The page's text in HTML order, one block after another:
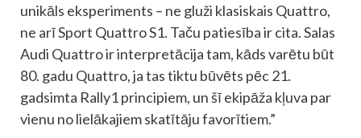
unikāls eksperiments – ne gluži klasiskais Quattro,
ne arī Sport Quattro S1. Taču patiesība ir cita. Salas
Audi Quattro ir interpretācija tam, kāds varētu būt
80. gadu Quattro, ja tas tiktu būvēts pēc 21.
gadsimta Rally1 principiem, un šī ekipāža kļuva par
vienu no lielākajiem skatītāju favorītiem.”